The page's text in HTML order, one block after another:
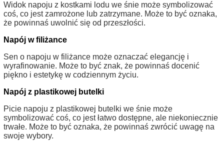
Widok napoju z kostkami lodu we śnie może symbolizować
coś, co jest zamrożone lub zatrzymane. Może to być oznaka,
że powinnaś uwolnić się od przeszłości.
Napój w filiżance
Sen o napoju w filiżance może oznaczać elegancję i
wyrafinowanie. Może to być znak, że powinnaś docenić
piękno i estetykę w codziennym życiu.
Napój z plastikowej butelki
Picie napoju z plastikowej butelki we śnie może
symbolizować coś, co jest łatwo dostępne, ale niekoniecznie
trwałe. Może to być oznaka, że powinnaś zwrócić uwagę na
swoje wybory.